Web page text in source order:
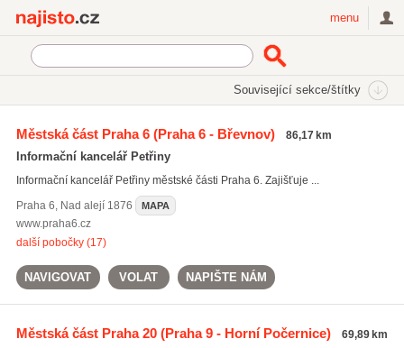
menu
Související sekce/štítky
Městské úřady a magistráty
Odbory úřadů
Městská část Praha 6(Praha 6 - Břevnov) 86,17 km
Informační kancelář Petřiny
Informační kancelář Petřiny městské části Praha 6. Zajišťuje ...
Praha 6, Nad alejí 1876 MAPA
www.praha6.cz
další pobočky (17)
NAVIGOVAT VOLAT NAPIŠTE NÁM
Městská část Praha 20(Praha 9 - Horní Počernice) 69,89 km